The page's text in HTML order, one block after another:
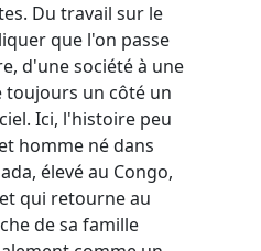
Du travail sur le
que l'on passe
d'une société à une
un côté un
Ici, l'histoire peu
homme né dans
élevé au Congo,
qui retourne au
de sa famille